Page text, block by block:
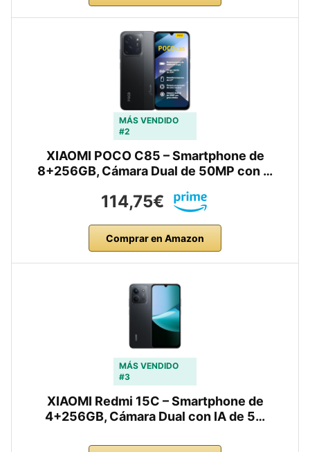
MÁS VENDIDO
#2
XIAOMI POCO C85 – Smartphone de
8+256GB, Cámara Dual de 50MP con …
114,75€
Comprar en Amazon
MÁS VENDIDO
#3
XIAOMI Redmi 15C – Smartphone de
4+256GB, Cámara Dual con IA de 5…